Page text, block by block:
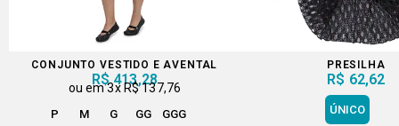
CONJUNTO VESTIDO E AVENTAL
R$ 413,28
3x R$ 137,76
P M G GG GGG
PRESILHA
R$ 62,62
ÚNICO